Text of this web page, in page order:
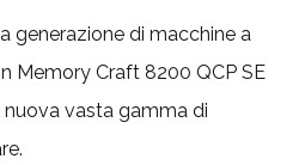
generazione di macchine a
Memory Craft 8200 QCP SE
vasta gamma di